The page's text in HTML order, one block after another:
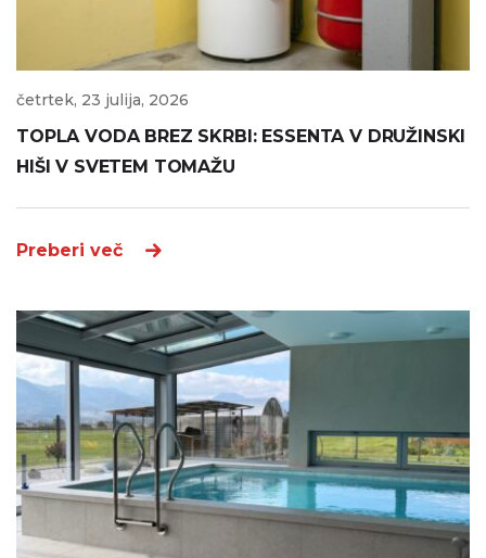
četrtek, 23 julija, 2026
TOPLA VODA BREZ SKRBI: ESSENTA V DRUŽINSKI
HIŠI V SVETEM TOMAŽU
Preberi več